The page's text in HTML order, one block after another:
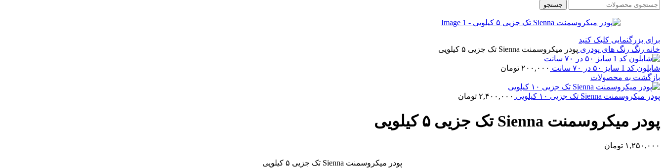
جستجو
برای بزرگنمایی کلیک کنید
خانه رنگ رنگ های پودری پودر میکروسمنت Sienna تک جزیی ۵ کیلویی
شابلون کد 1 سایز ۵۰ در ۷۰ سانت ۲۰۰,۰۰۰ تومان
بازگشت به محصولات
پودر میکروسمنت Sienna تک جزیی ۱۰ کیلویی ۲,۴۰۰,۰۰۰ تومان
پودر میکروسمنت Sienna تک جزیی ۵ کیلویی
۱,۲۵۰,۰۰۰ تومان
پودر میکروسمنت Sienna تک جزیی ۵ کیلویی